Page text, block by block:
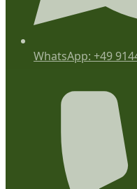
WhatsApp: +49